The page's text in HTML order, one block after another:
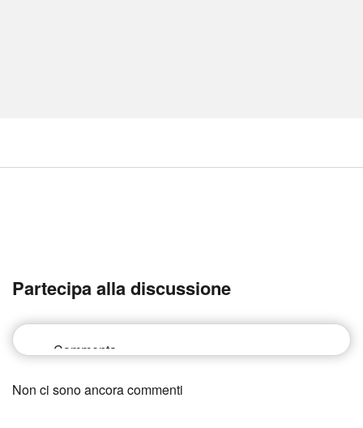
Partecipa alla discussione
Non ci sono ancora commenti